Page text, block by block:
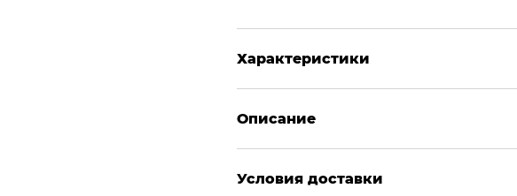
Характеристики
Описание
Условия доставки